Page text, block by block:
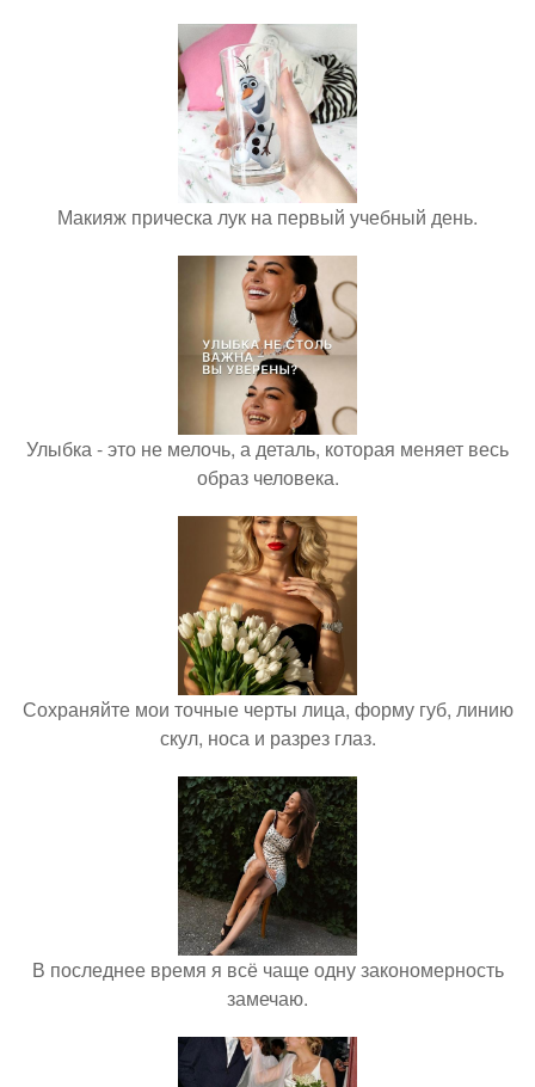
Макияж прическа лук на первый учебный день.
Улыбка - это не мелочь, а деталь, которая меняет весь
образ человека.
Сохраняйте мои точные черты лица, форму губ, линию
скул, носа и разрез глаз.
В последнее время я всё чаще одну закономерность
замечаю.